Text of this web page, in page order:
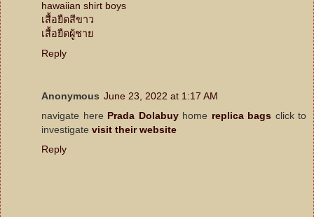
hawaiian shirt boys
เสื้อยืดสีขาว
เสื้อยืดผู้ชาย
Reply
Anonymous June 23, 2022 at 1:17 AM
navigate here Prada Dolabuyhome replica bags click to
investigate visit their website
Reply